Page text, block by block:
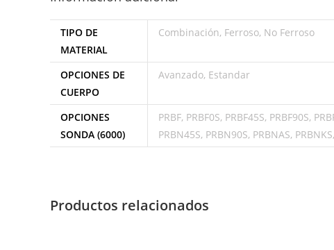
TIPO DE
MATERIAL
Combinación, Ferroso, No Ferroso
OPCIONES DE
CUERPO
Avanzado, Estandar
OPCIONES
SONDA (6000)
PRBF, PRBF0S, PRBF45S, PRBF90S,
PRBN45S, PRBN90S, PRBNAS,
Productos relacionados